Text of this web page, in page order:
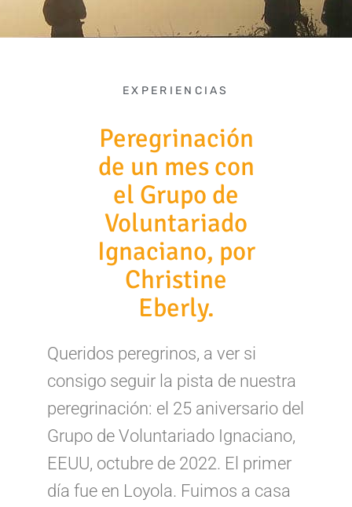
EXPERIENCIAS
Peregrinación
de un mes con
el Grupo de
Voluntariado
Ignaciano, por
Christine
Eberly.
Queridos peregrinos, a ver si
consigo seguir la pista de nuestra
peregrinación: el 25 aniversario del
Grupo de Voluntariado Ignaciano,
EEUU, octubre de 2022. El primer
día fue en Loyola. Fuimos a casa